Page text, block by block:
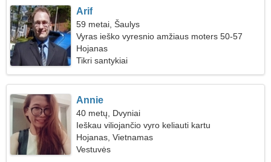
Arif
59 metai, Šaulys
Vyras ieško vyresnio amžiaus moters 50-57
Hojanas
Tikri santykiai
Annie
40 metų, Dvyniai
Ieškau viliojančio vyro keliauti kartu
Hojanas, Vietnamas
Vestuvės